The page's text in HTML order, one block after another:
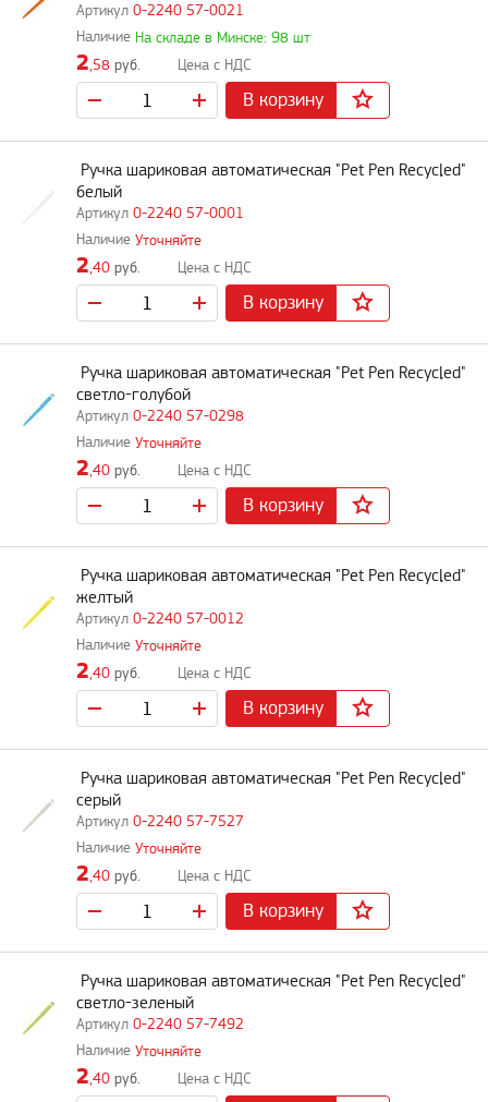
0-2240 57-0021
На складе в Минске: 98 шт
2,58 руб.
В корзину
0-2240 57-0001
Ручка шариковая автоматическая "Pet Pen Recycled"
белый
Уточняйте
2,40 руб.
В корзину
0-2240 57-0298
Ручка шариковая автоматическая "Pet Pen Recycled"
светло-голубой
Уточняйте
2,40 руб.
В корзину
0-2240 57-0012
Ручка шариковая автоматическая "Pet Pen Recycled"
желтый
Уточняйте
2,40 руб.
В корзину
0-2240 57-7527
Ручка шариковая автоматическая "Pet Pen Recycled"
серый
Уточняйте
2,40 руб.
В корзину
0-2240 57-7492
Ручка шариковая автоматическая "Pet Pen Recycled"
светло-зеленый
Уточняйте
2,40 руб.